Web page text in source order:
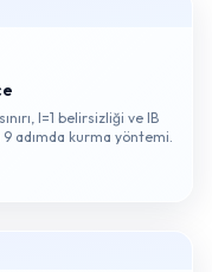
l=1 belirsizliği ve IB
9 adımda kurma yöntemi.